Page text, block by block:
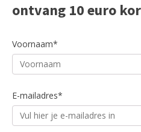
ontvang 10 euro
Voornaam*
E-mailadres*